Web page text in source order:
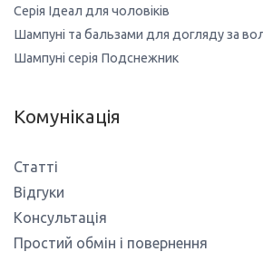
Серія Ідеал для чоловіків
Шампуні та бальзами для догляду за
Шампуні серія Подснежник
Комунікація
Статті
Відгуки
Консультація
Простий обмін і повернення